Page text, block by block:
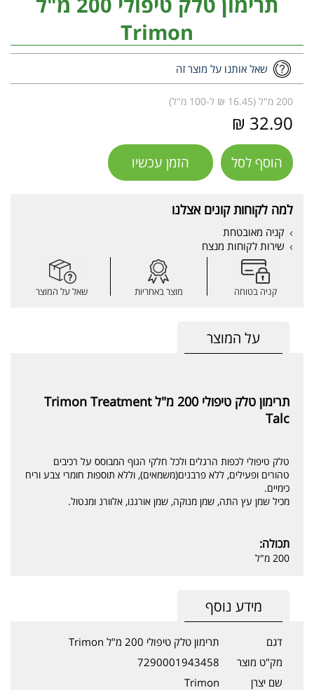
Trimon
שאל אותנו על מוצר זה
200 מ"ל (16.45 ₪ ל-100 מ"ל)
32.90 ₪
הוסף לסל הזמן עכשיו
למה לקוחות קונים אצלנו
קניה מאובטחת
שירות לקוחות מנצח
קניה בטוחה מוצר באחריות שאל על המוצר
על המוצר
תרימון טלק טיפולי 200 מ"ל Trimon Treatment
Talc
טלק טיפולי לכפות הרגלים ולכל חלקי הגוף המבוסס על רכיבים
טהורים ופעילים, ללא פרבנים(משמאים), וללא תוספות חומרי צבע וריח
כימיים.
מכיל שמן עץ התה, שמן מנוקה, שמן אורגנו, אלוורנ ומנטול.
תכולה:
200 מ"ל
מידע נוסף
דגם
תרימון טלק טיפולי 200 מ"ל Trimon
מק"ט מוצר
7290001943458
שם יצרן
Trimon